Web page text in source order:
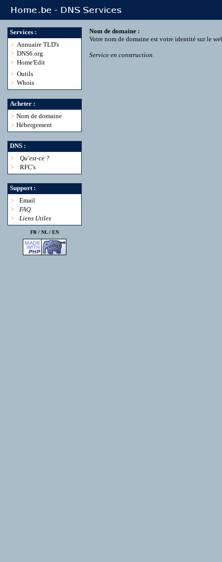
Services :
> Annuaire TLD's
> DNS6.org
> Home'Edit
> Outils
> Whois
Acheter :
> Nom de domaine
> Hébergement
DNS :
>
Qu'est-ce ?
>
RFC's
Support :
>
Email
>
FAQ
>
Liens Utiles
FR / NL/ EN
Nom de domaine :
Votre nom de domaine est votre identité sur le
Service en construction.